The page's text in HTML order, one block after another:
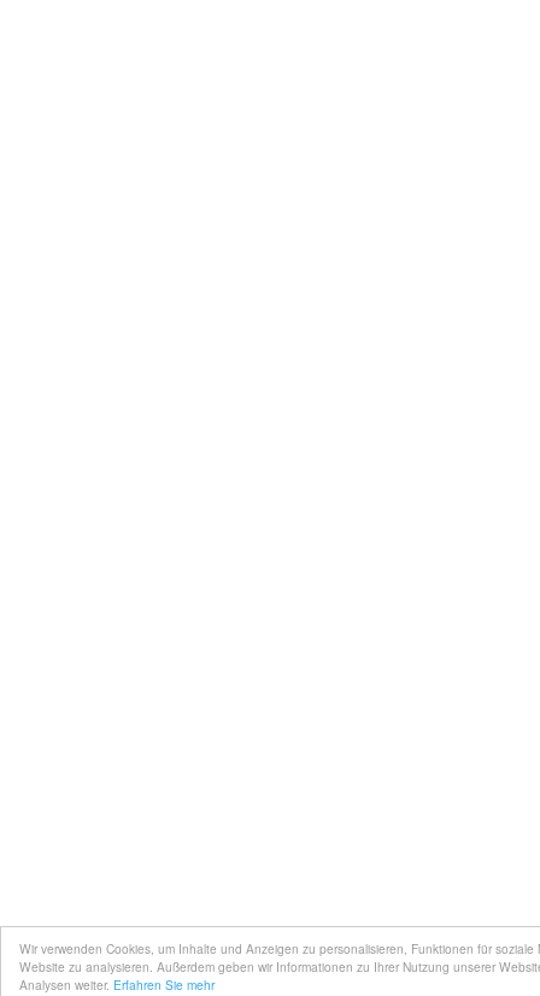
Wir verwenden Cookies, um Inhalte und Anzeigen zu personalisieren, Funktionen für
Website zu analysieren. Außerdem geben wir Informationen zu Ihrer Nutzung unserer
Analysen weiter. Erfahren Sie mehr